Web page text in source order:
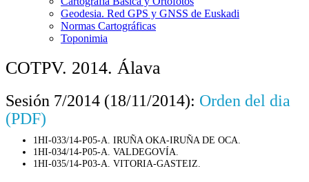
Geodesia. Red GPS y GNSS de Euskadi
Normas Cartográficas
Toponimia
COTPV. 2014. Álava
Sesión 7/2014 (18/11/2014): Orden del dia
(PDF)
1HI-033/14-P05-A. IRUÑA OKA-IRUÑA DE OCA.
1HI-034/14-P05-A. VALDEGOVÍA.
1HI-035/14-P03-A. VITORIA-GASTEIZ.